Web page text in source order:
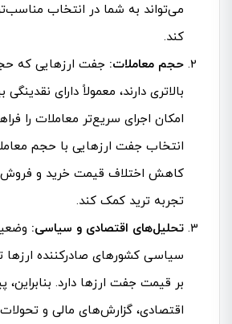
می‌تواند به شما در انتخاب
کند.
حجم معاملات: جفت ارزهایی که
بالاتری دارند، معمولاً دارای
امکان اجرای سریع‌تر معاملات را
انتخاب جفت ارزهایی با حجم
کاهش اختلاف قیمت خرید و فروش
تجربه ترید کمک کند.
تحلیل‌های اقتصادی و سیاسی:
سیاسی کشورهای صادرکننده ارزها
بر قیمت جفت ارزها دارد. بنابراین،
اقتصادی، گزارش‌های مالی و